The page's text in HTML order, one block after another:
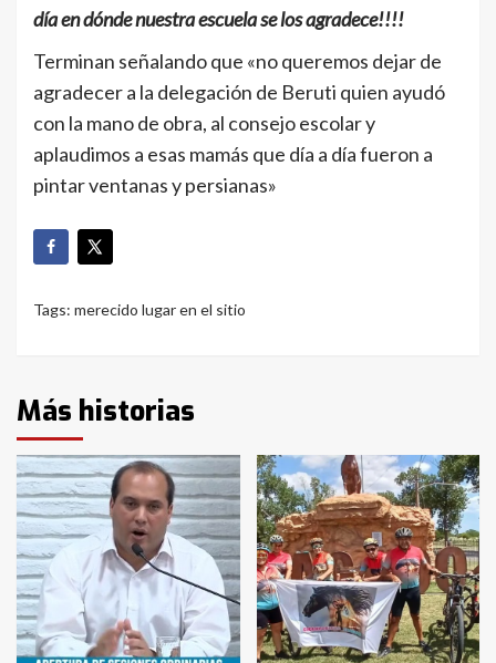
día en dónde nuestra escuela se los agradece!!!!
Terminan señalando que «no queremos dejar de
agradecer a la delegación de Beruti quien ayudó
con la mano de obra, al consejo escolar y
aplaudimos a esas mamás que día a día fueron a
pintar ventanas y persianas»
Tags: merecido lugar en el sitio
Más historias